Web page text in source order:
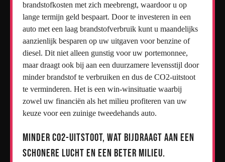
brandstofkosten met zich meebrengt, waardoor u op
lange termijn geld bespaart. Door te investeren in een
auto met een laag brandstofverbruik kunt u maandelijks
aanzienlijk besparen op uw uitgaven voor benzine of
diesel. Dit niet alleen gunstig voor uw portemonnee,
maar draagt ook bij aan een duurzamere levensstijl door
minder brandstof te verbruiken en dus de CO2-uitstoot
te verminderen. Het is een win-winsituatie waarbij
zowel uw financiën als het milieu profiteren van uw
keuze voor een zuinige tweedehands auto.
Minder CO2-uitstoot, wat bijdraagt aan een
schonere lucht en een beter milieu.